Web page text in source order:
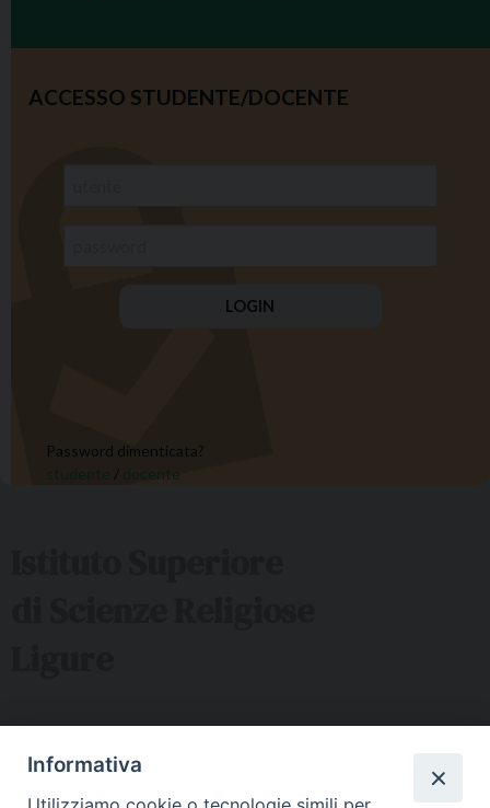
ACCESSO STUDENTE/DOCENTE
Password dimenticata?
studente / docente
via Serra 6c Genova - tel 010.5530657 - mail:
Informativa